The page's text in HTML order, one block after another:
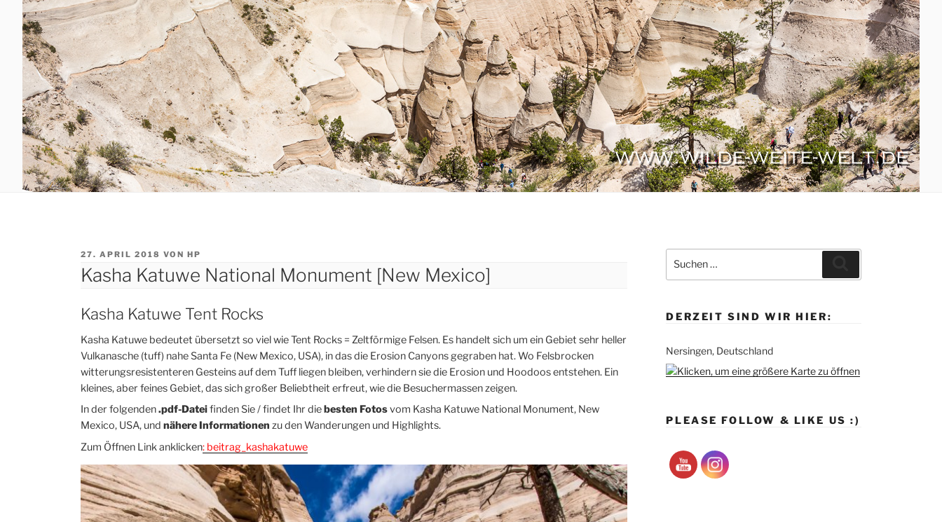
VERÖFFENTLICHT
27. APRIL 2018 VONHP
Kasha Katuwe National Monument [New Mexico]
Kasha Katuwe Tent Rocks
Kasha Katuwe bedeutet übersetzt so viel wie Tent Rocks = Zeltförmige Felsen. Es handelt sich um ein Gebiet sehr heller
Vulkanasche (tuff) nahe Santa Fe (New Mexico, USA), in das die Erosion Canyons gegraben hat. Wo Felsbrocken
witterungsresistenteren Gesteins auf dem Tuff liegen bleiben, verhindern sie die Erosion und Hoodoos entstehen. Ein
kleines, aber feines Gebiet, das sich großer Beliebtheit erfreut, wie die Besuchermassen zeigen.
In der folgenden.pdf-Dateifinden Sie / findet Ihr diebesten Fotosvom Kasha Katuwe National Monument, New
Mexico, USA, undnähere Informationen zu den Wanderungen und Highlights.
Zum Öffnen Link anklicken: beitrag_kashakatuwe
nach:
DERZEIT SIND WIR HIER:
Nersingen, Deutschland
PLEASE FOLLOW & LIKE US :)